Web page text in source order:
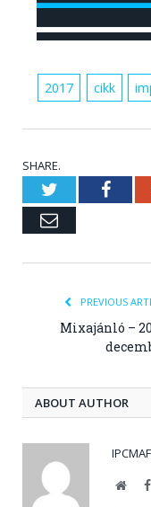
2017 cikk
SHARE.
Twitter
Email
PREVIOUS
Mixajánló –
ABOUT AUTHOR